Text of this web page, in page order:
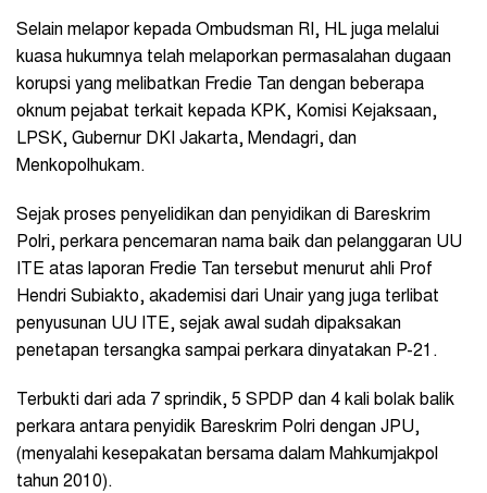
Selain melapor kepada Ombudsman RI, HL juga melalui
kuasa hukumnya telah melaporkan permasalahan dugaan
korupsi yang melibatkan Fredie Tan dengan beberapa
oknum pejabat terkait kepada KPK, Komisi Kejaksaan,
LPSK, Gubernur DKI Jakarta, Mendagri, dan
Menkopolhukam.
Sejak proses penyelidikan dan penyidikan di Bareskrim
Polri, perkara pencemaran nama baik dan pelanggaran UU
ITE atas laporan Fredie Tan tersebut menurut ahli Prof
Hendri Subiakto, akademisi dari Unair yang juga terlibat
penyusunan UU ITE, sejak awal sudah dipaksakan
penetapan tersangka sampai perkara dinyatakan P-21.
Terbukti dari ada 7 sprindik, 5 SPDP dan 4 kali bolak balik
perkara antara penyidik Bareskrim Polri dengan JPU,
(menyalahi kesepakatan bersama dalam Mahkumjakpol
tahun 2010).